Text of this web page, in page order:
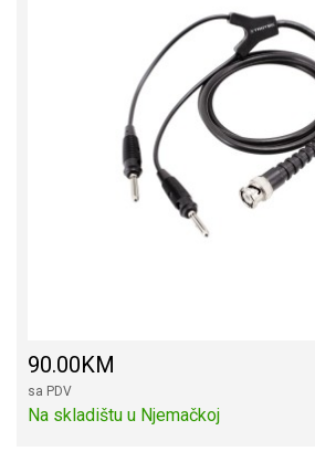
90.00KM
sa PDV
Na skladištu u Njemačkoj